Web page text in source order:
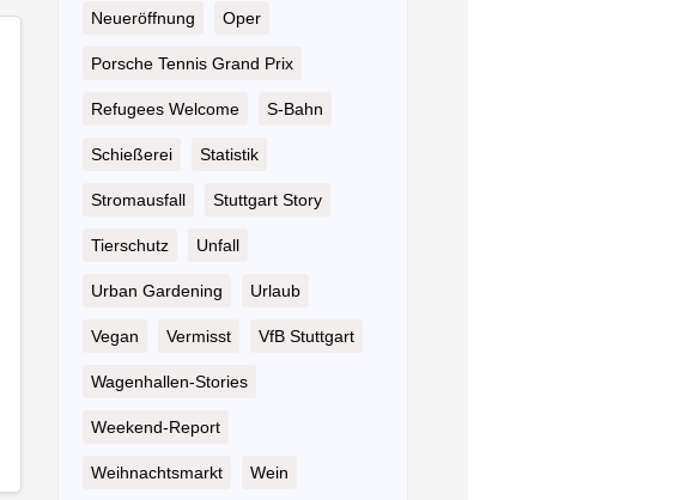
Neueröffnung Oper
Porsche Tennis Grand Prix
Refugees Welcome S-Bahn
Schießerei Statistik
Stromausfall Stuttgart Story
Tierschutz Unfall
Urban Gardening Urlaub
Vegan Vermisst VfB Stuttgart
Wagenhallen-Stories
Weekend-Report
Weihnachtsmarkt Wein